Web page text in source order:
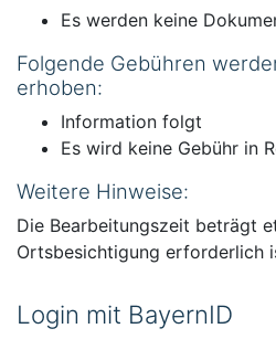
Es werden keine
Folgende Gebühren
erhoben:
Information folgt
Es wird keine Gebühr in
Weitere Hinweise:
Die Bearbeitungszeit beträgt
Ortsbesichtigung erforderlich
Login mit BayernID